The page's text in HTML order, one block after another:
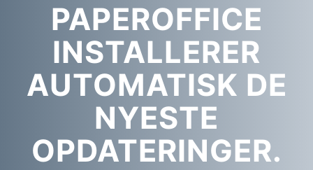
PAPEROFFICE
INSTALLERER
AUTOMATISK DE
NYESTE
OPDATERINGER.